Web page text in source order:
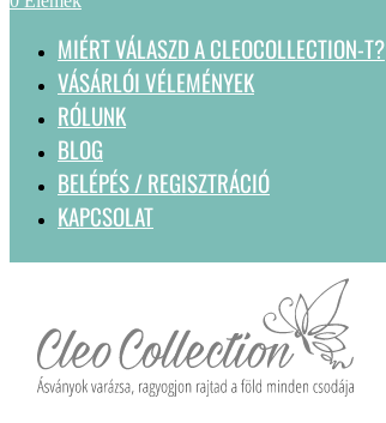
MIÉRT VÁLASZD A CLEOCOLLECTION-T?
VÁSÁRLÓI VÉLEMÉNYEK
RÓLUNK
BLOG
BELÉPÉS / REGISZTRÁCIÓ
KAPCSOLAT